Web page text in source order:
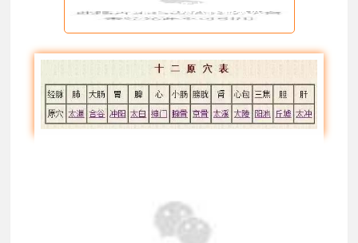
十二经络十二原穴背诵歌诀